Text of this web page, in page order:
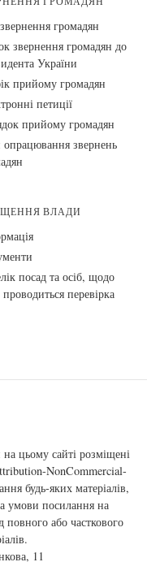
громадян
звернення громадян до
України
прийому громадян
петиції
прийому громадян
опрацювання звернень
ВЛАДИ
посад та осіб, щодо
перевірка
цьому сайті розміщені
NonCommercial-
будь-яких матеріалів,
умови посилання на
повного або часткового
11